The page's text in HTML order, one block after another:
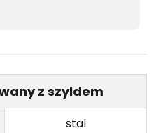
z szyldem
stal